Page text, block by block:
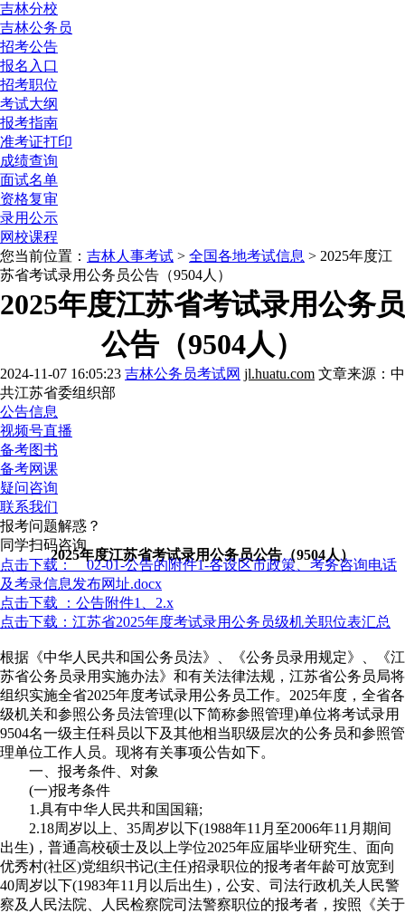
吉林分校
吉林公务员
招考公告
报名入口
招考职位
考试大纲
报考指南
准考证打印
成绩查询
面试名单
资格复审
录用公示
网校课程
您当前位置： 吉林人事考试 > 全国各地考试信息 > 2025年度江
苏省考试录用公务员公告（9504人）
2025年度江苏省考试录用公务员
公告（9504人）
2024-11-07 16:05:23 吉林公务员考试网 jl.huatu.com 文章来源：中
共江苏省委组织部
公告信息
视频号直播
备考图书
备考网课
疑问咨询
联系我们
报考问题解惑？
同学扫码咨询
2025年度江苏省考试录用公务员公告（9504人）
点击下载： 02-01-公告的附件1-各设区市政策、考务咨询电话
及考录信息发布网址.docx
点击下载 ：公告附件1、2.x
点击下载：江苏省2025年度考试录用公务员级机关职位表汇总
根据《中华人民共和国公务员法》、《公务员录用规定》、《江
苏省公务员录用实施办法》和有关法律法规，江苏省公务员局将
组织实施全省2025年度考试录用公务员工作。2025年度，全省各
级机关和参照公务员法管理(以下简称参照管理)单位将考试录用
9504名一级主任科员以下及其他相当职级层次的公务员和参照管
理单位工作人员。现将有关事项公告如下。
一、报考条件、对象
(一)报考条件
1.具有中华人民共和国国籍;
2.18周岁以上、35周岁以下(1988年11月至2006年11月期间
出生)，普通高校硕士及以上学位2025年应届毕业研究生、面向
优秀村(社区)党组织书记(主任)招录职位的报考者年龄可放宽到
40周岁以下(1983年11月以后出生)，公安、司法行政机关人民警
察及人民法院、人民检察院司法警察职位的报考者，按照《关于